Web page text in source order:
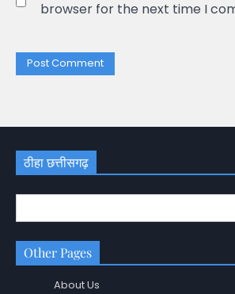
browser for the next time I
ठीहा छत्तीसगढ़
Other Pages
About Us